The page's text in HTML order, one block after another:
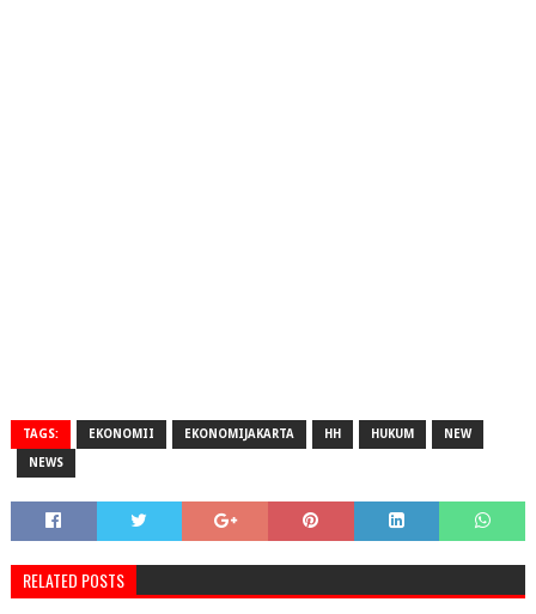
TAGS: EKONOMII EKONOMIJAKARTA HH HUKUM NEW
NEWS
RELATED POSTS